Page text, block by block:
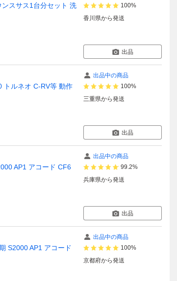
スサス1台分セット 洗
100%
香川県から発送
出品
トルネオ C-RV等 動作
出品中の商品
100%
三重県から発送
出品
AP1 アコード CF6
出品中の商品
99.2%
兵庫県から発送
出品
S2000 AP1 アコード
出品中の商品
100%
京都府から発送